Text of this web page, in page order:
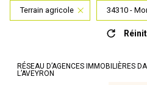
Terrain agricole 34310 -
RÉSEAU D’AGENCES IMMOBILIÈRES
L’AVEYRON